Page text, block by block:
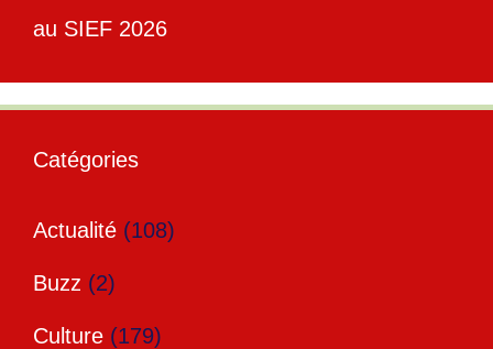
au SIEF 2026
Catégories
Actualité (108)
Buzz (2)
Culture (179)